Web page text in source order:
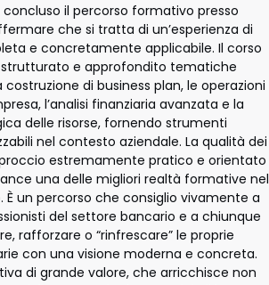
il percorso formativo presso
che si tratta di un’esperienza di
e concretamente applicabile. Il corso
e approfondito tematiche
di business plan, le operazioni
l’analisi finanziaria avanzata e la
delle risorse, fornendo strumenti
nel contesto aziendale. La qualità dei
estremamente pratico e orientato
una delle migliori realtà formative nel
È un percorso che consiglio vivamente a
del settore bancario e a chiunque
rafforzare o “rinfrescare” le proprie
con una visione moderna e concreta.
di grande valore, che arricchisce non